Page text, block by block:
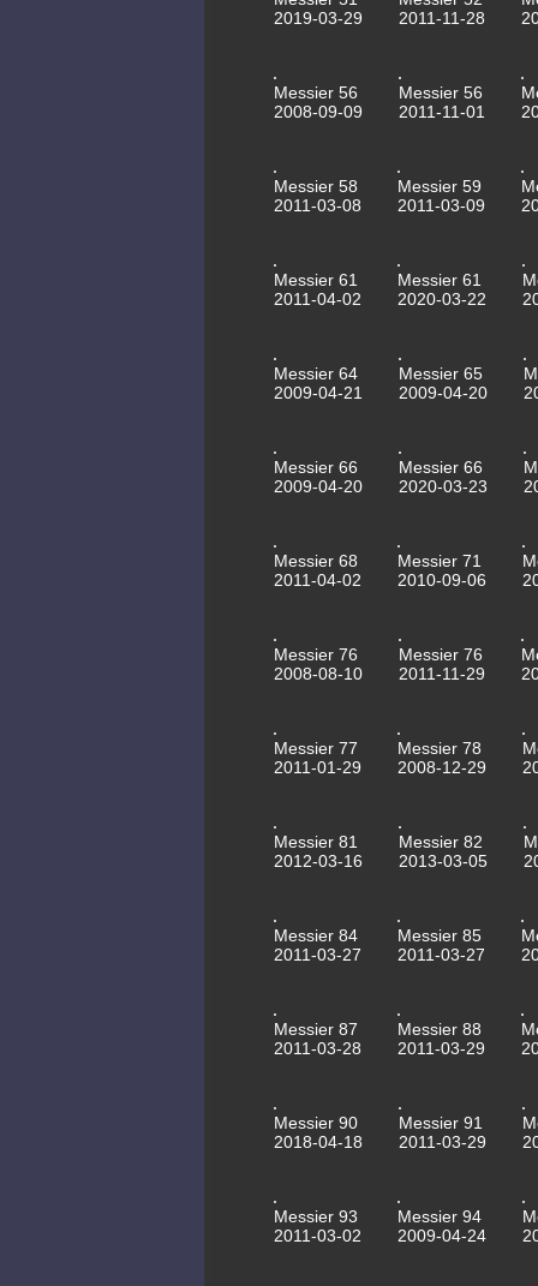
2019-03-29
2011-11-28
Messier 56
2008-09-09
Messier 56
2011-11-01
Messier 58
2011-03-08
Messier 59
2011-03-09
Messier 61
2011-04-02
Messier 61
2020-03-22
Messier 64
2009-04-21
Messier 65
2009-04-20
Messier 66
2009-04-20
Messier 66
2020-03-23
Messier 68
2011-04-02
Messier 71
2010-09-06
Messier 76
2008-08-10
Messier 76
2011-11-29
Messier 77
2011-01-29
Messier 78
2008-12-29
Messier 81
2012-03-16
Messier 82
2013-03-05
Messier 84
2011-03-27
Messier 85
2011-03-27
Messier 87
2011-03-28
Messier 88
2011-03-29
Messier 90
2018-04-18
Messier 91
2011-03-29
Messier 93
2011-03-02
Messier 94
2009-04-24